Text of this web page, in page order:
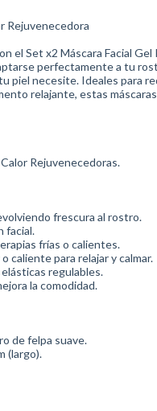
Rejuvenecedora
el Set x2 Máscara Facial
perfectamente a tu
piel necesite. Ideales para
relajante, estas
Rejuvenecedoras.
frescura al rostro.
facial.
frías o calientes.
caliente para relajar y calmar.
regulables.
la comodidad.
de felpa suave.
(largo).